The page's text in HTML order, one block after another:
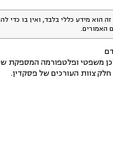
הוא מידע כללי בלבד, ואין בו
האמורים.
משפטי ופלטפורמה המספקת
צוות העורכים של פסקדין.